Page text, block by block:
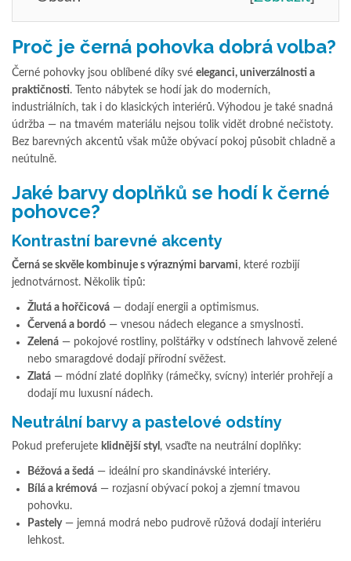
Proč je černá pohovka dobrá volba?
Černé pohovky jsou oblíbené díky své eleganci, univerzálnosti a
praktičnosti. Tento nábytek se hodí jak do moderních,
industriálních, tak i do klasických interiérů. Výhodou je také snadná
údržba — na tmavém materiálu nejsou tolik vidět drobné nečistoty.
Bez barevných akcentů však může obývací pokoj působit chladně a
neútulně.
Jaké barvy doplňků se hodí k černé
pohovce?
Kontrastní barevné akcenty
Černá se skvěle kombinuje s výraznými barvami, které rozbijí
jednotvárnost. Několik tipů:
Žlutá a hořčicová — dodají energii a optimismus.
Červená a bordó — vnesou nádech elegance a smyslnosti.
Zelená — pokojové rostliny, polštářky v odstínech lahvově zelené
nebo smaragdové dodají přírodní svěžest.
Zlatá — módní zlaté doplňky (rámečky, svícny) interiér prohřejí a
dodají mu luxusní nádech.
Neutrální barvy a pastelové odstíny
Pokud preferujete klidnější styl , vsaďte na neutrální doplňky:
Béžová a šedá — ideální pro skandinávské interiéry.
Bílá a krémová — rozjasní obývací pokoj a zjemní tmavou
pohovku.
Pastely— jemná modrá nebo pudrově růžová dodají interiéru
lehkost.